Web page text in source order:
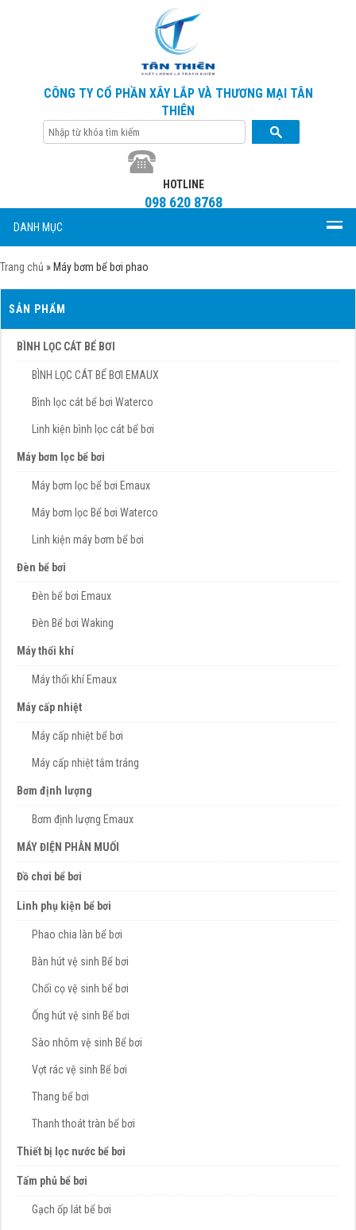
CÔNG TY CỔ PHẦN XÂY LẮP VÀ THƯƠNG MẠI TÂN
THIÊN
HOTLINE
098 620 8768
DANH MỤC
Trang chủ » Máy bơm bể bơi phao
SẢN PHẨM
BÌNH LỌC CÁT BỂ BƠI
BÌNH LỌC CÁT BỂ BƠI EMAUX
Bình lọc cát bể bơi Waterco
Linh kiện bình lọc cát bể bơi
Máy bơm lọc bể bơi
Máy bơm lọc bể bơi Emaux
Máy bơm lọc Bể bơi Waterco
Linh kiện máy bơm bể bơi
Đèn bể bơi
Đèn bể bơi Emaux
Đèn Bể bơi Waking
Máy thổi khí
Máy thổi khí Emaux
Máy cấp nhiệt
Máy cấp nhiệt bể bơi
Máy cấp nhiệt tắm tráng
Bơm định lượng
Bơm định lượng Emaux
MÁY ĐIỆN PHÂN MUỐI
Đồ chơi bể bơi
Linh phụ kiện bể bơi
Phao chia làn bể bơi
Bàn hút vệ sinh Bể bơi
Chổi cọ vệ sinh bể bơi
Ống hút vệ sinh Bể bơi
Sào nhôm vệ sinh Bể bơi
Vợt rác vệ sinh Bể bơi
Thang bể bơi
Thanh thoát tràn bể bơi
Thiết bị lọc nước bể bơi
Tấm phủ bể bơi
Gạch ốp lát bể bơi